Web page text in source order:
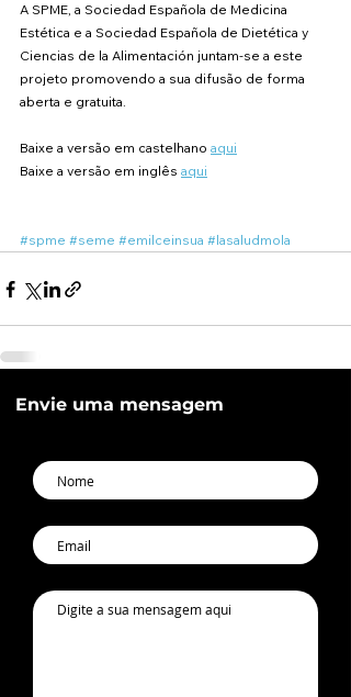
A SPME, a Sociedad Española de Medicina
Estética e a Sociedad Española de Dietética y
Ciencias de la Alimentación juntam-se a este
projeto promovendo a sua difusão de forma
aberta e gratuita.
Baixe a versão em castelhano aqui
Baixe a versão em inglês aqui
#spme #seme #emilceinsua #lasaludmola
Envie uma mensagem